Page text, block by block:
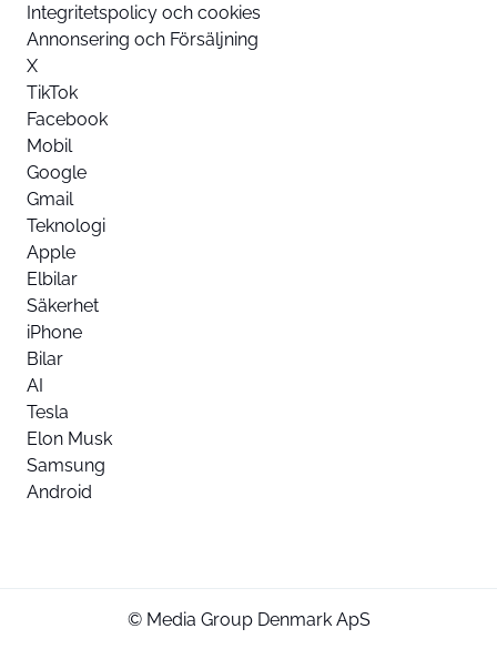
Integritetspolicy och cookies
Annonsering och Försäljning
X
TikTok
Facebook
Mobil
Google
Gmail
Teknologi
Apple
Elbilar
Säkerhet
iPhone
Bilar
AI
Tesla
Elon Musk
Samsung
Android
© Media Group Denmark ApS